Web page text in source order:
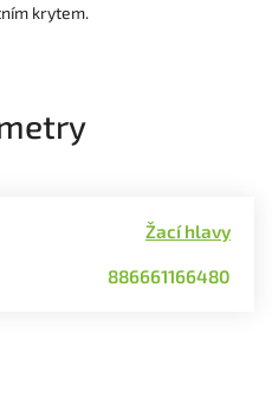
krytem.
Žací hlavy
886661166480